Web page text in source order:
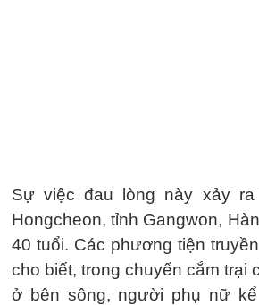
Sự việc đau lòng này xảy ra
Hongcheon, tỉnh Gangwon,
40 tuổi. Các phương tiện
cho biết, trong chuyến cắm trại
ở bên sông, người phụ nữ